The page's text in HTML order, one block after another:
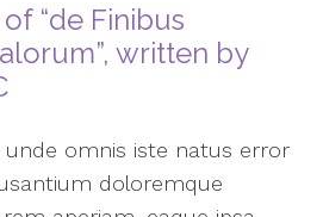
“de Finibus
written by
unde omnis iste natus error
doloremque